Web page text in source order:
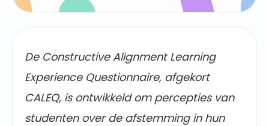
De Constructive Alignment Learning
Experience Questionnaire, afgekort
CALEQ, is ontwikkeld om percepties van
studenten over de afstemming in hun